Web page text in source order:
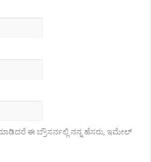
ಈ ಬ್ರೌಸರ್ನಲ್ಲಿ ನನ್ನ ಹೆಸರು, ಇಮೇಲ್